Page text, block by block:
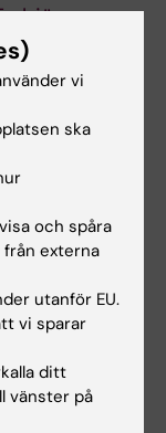
hjärnan
sida?
vi
ska
och spåra
externa
utanför EU.
vi sparar
ditt
vänster på